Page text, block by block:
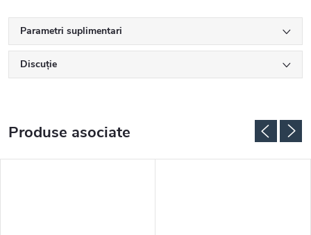
Parametri suplimentari
Discuţie
Produse asociate